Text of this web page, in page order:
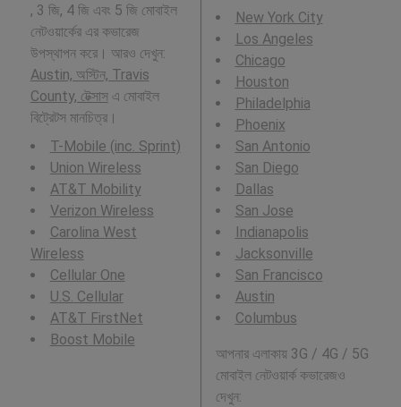
, 3 জি, 4 জি এবং 5 জি মোবাইল
নেটওয়ার্কের এর কভারেজ
উপস্থাপন করে। আরও দেখুন:
Austin, অস্টিন, Travis
County, টেক্সাসএ মোবাইল
বিট্রেটস মানচিত্র।
T-Mobile (inc. Sprint)
Union Wireless
AT&T Mobility
Verizon Wireless
Carolina West
Wireless
Cellular One
U.S. Cellular
AT&T FirstNet
Boost Mobile
New York City
Los Angeles
Chicago
Houston
Philadelphia
Phoenix
San Antonio
San Diego
Dallas
San Jose
Indianapolis
Jacksonville
San Francisco
Austin
Columbus
আপনার এলাকায় 3G / 4G / 5G
মোবাইল নেটওয়ার্ক কভারেজও
দেখুন: